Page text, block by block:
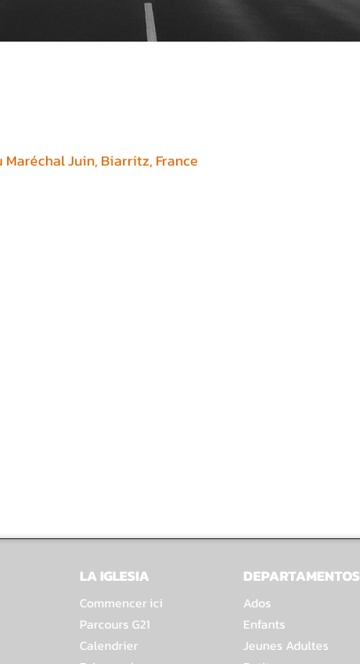
Maréchal Juin, Biarritz, France
LA IGLESIA
Commencer ici
Parcours G21
Calendrier
DEPARTAMENTOS
Ados
Enfants
Jeunes Adultes